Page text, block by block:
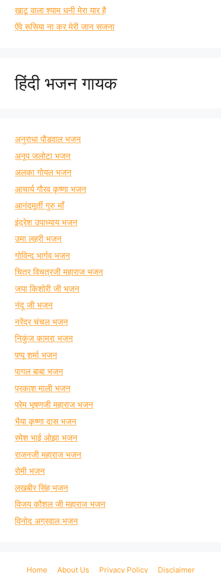
खाटू वाला श्याम धनी मेरा यार है
ऐंवे रूसिया ना कर मेरी जान सजना
हिंदी भजन गायक
अनुराधा पौडवाल भजन
अनूप जलोटा भजन
अलका गोयल भजन
आचार्य गौरव कृष्णा भजन
आनंदमूर्ती गुरु माँ
इंद्रेश उपाध्याय भजन
उमा लहरी भजन
गोविन्द भार्गव भजन
चित्र विचत्रजी महाराज भजन
जया किशोरी जी भजन
नंदू जी भजन
नरेंद्र चंचल भजन
निकुंज कामरा भजन
पप्पू शर्मा भजन
पागल बाबा भजन
प्रकाश माली भजन
प्रेम भूषणजी महाराज भजन
भैया कृष्णा दास भजन
रमेश भाई ओझा भजन
राजनजी महाराज भजन
रोमी भजन
लखबीर सिंह भजन
विजय कौशल जी महाराज भजन
विनोद अग्रवाल भजन
Home About Us Privacy Policy Disclaimer